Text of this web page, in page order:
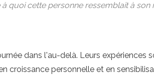
quoi cette personne ressemblait à son
dans l'au-delà. Leurs expériences
croissance personnelle et en